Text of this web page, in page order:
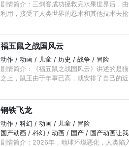
剧情简介：三剑客成功拯救完水果世界后，
利用，接受了人类世界的忍术和其他技术去
福五鼠之战国风云
动作 / 动画 / 儿童 / 历史 / 战争 / 冒险
剧情简介：《福五鼠之战国风云》讲述的是
之上，鼠王由于年事已高，就安排了自己的
钢铁飞龙
动作 / 科幻 / 动画 / 儿童 / 冒险
国产动画 / 科幻 / 动画 / 国产 / 国产动画让
剧情简介：2026年，地球环境恶化，人类陷